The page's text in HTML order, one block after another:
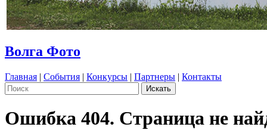
Волга Фото
Главная | События | Конкурсы | Партнеры | Контакты
Ошибка 404. Страница не